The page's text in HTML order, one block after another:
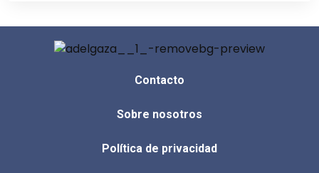
Contacto
Sobre nosotros
Política de privacidad